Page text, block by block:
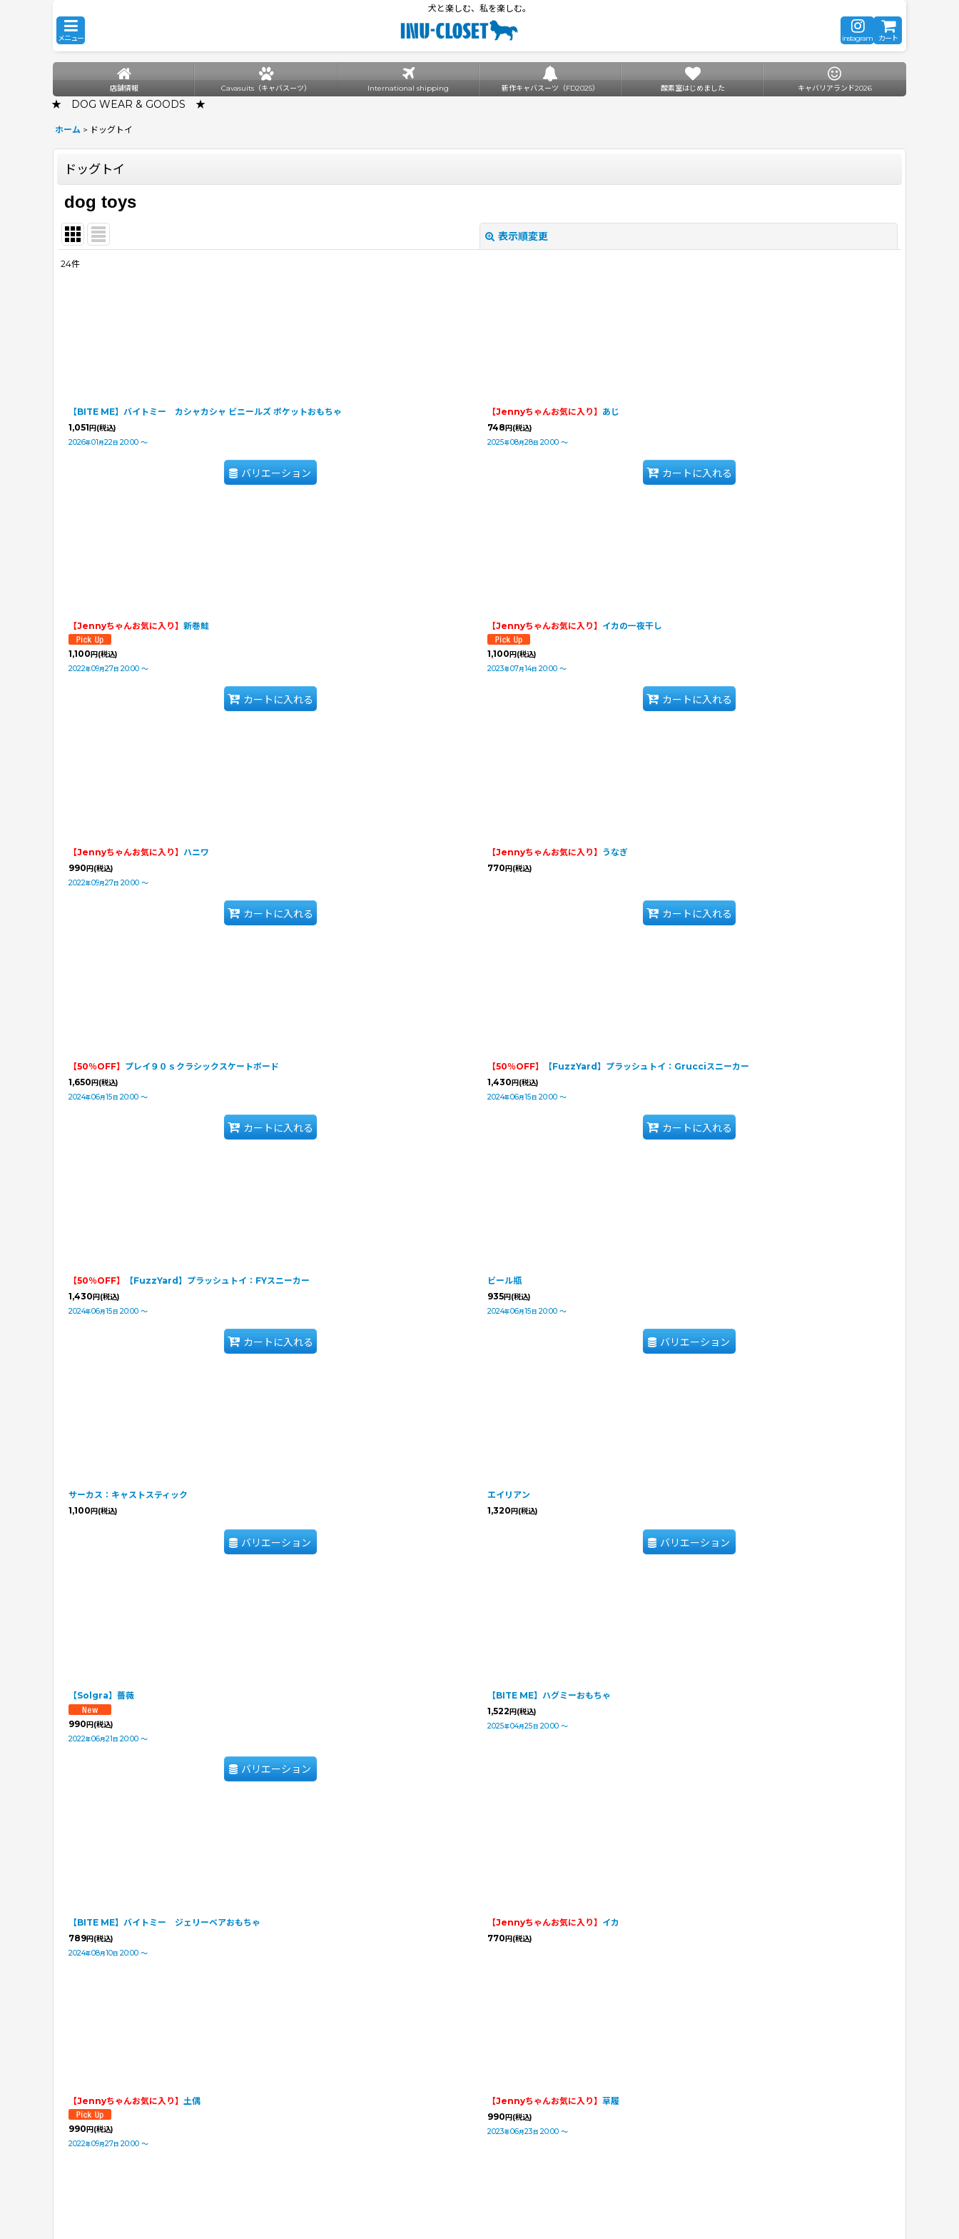
犬と楽しむ、私を楽しむ。
メニュー instagram カート
店舗情報 Cavasuits（キャバスーツ） International shipping 新作キャバスーツ（FD2025） 酸素室はじめました キャバリアランド2026
★ DOG WEAR & GOODS ★
ホーム > ドッグトイ
ドッグトイ
dog toys
表示順変更
24件
【BITE ME】バイトミー カシャカシャ ビニールズ ポケットおもちゃ
1,051円(税込)
2026年01月22日 20:00 ～
バリエーション
【Jennyちゃんお気に入り】 あじ
748円(税込)
2025年08月28日 20:00 ～
カートに入れる
【Jennyちゃんお気に入り】 新巻鮭
1,100 円 (税込)
2022年09月27日 20:00 ～
カートに入れる
【Jennyちゃんお気に入り】 イカの一夜干し
1,100 円 (税込)
2023年07月14日 20:00 ～
カートに入れる
【Jennyちゃんお気に入り】 ハニワ
990 円 (税込)
2022年09月27日 20:00 ～
カートに入れる
【Jennyちゃんお気に入り】 うなぎ
770 円 (税込)
カートに入れる
【50％OFF】 プレイ９０ｓクラシックスケートボード
1,650 円 (税込)
2024年06月15 日 20:00 ～
カートに入れる
【50％OFF】
【FuzzYard】プラッシュトイ：Grucciスニーカー
1,430 円 (税込)
2024年06月15 日 20:00 ～
カートに入れる
【50％OFF】
【FuzzYard】プラッシュトイ：FYスニーカー
1,430 円 (税込)
2024年06月15 日 20:00 ～
カートに入れる
ビール瓶
935円 (税込)
2024年06月15 日 20:00 ～
バリエーション
サーカス：キャストスティック
1,100 円 (税込)
バリエーション
エイリアン
1,320 円 (税込)
バリエーション
【Solgra】薔薇
990円(税込)
2022年06月21 日 20:00 ～
バリエーション
【BITE ME】ハグミーおもちゃ
1,522 円 (税込)
2025年04月25 日 20:00 ～
【BITE ME】バイトミー ジェリーベアおもちゃ
789円(税込)
2024年08月10日 20:00 ～
【Jennyちゃんお気に入り】 イカ
770円(税込)
【Jennyちゃんお気に入り】 土偶
990円(税込)
2022年09月27日 20:00 ～
【Jennyちゃんお気に入り】 草履
990円(税込)
2023年06月23 日 20:00 ～